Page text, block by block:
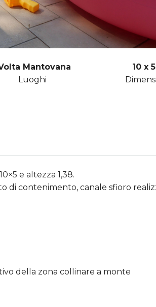
Mantovana
Luoghi
10 x
e altezza 1,38.
di contenimento, canale sfioro
della zona collinare a monte